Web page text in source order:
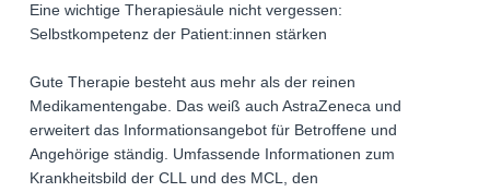
Eine wichtige Therapiesäule nicht vergessen:
Selbstkompetenz der Patient:innen stärken
Gute Therapie besteht aus mehr als der reinen
Medikamentengabe. Das weiß auch AstraZeneca und
erweitert das Informationsangebot für Betroffene und
Angehörige ständig. Umfassende Informationen zum
Krankheitsbild der CLL und des MCL, den